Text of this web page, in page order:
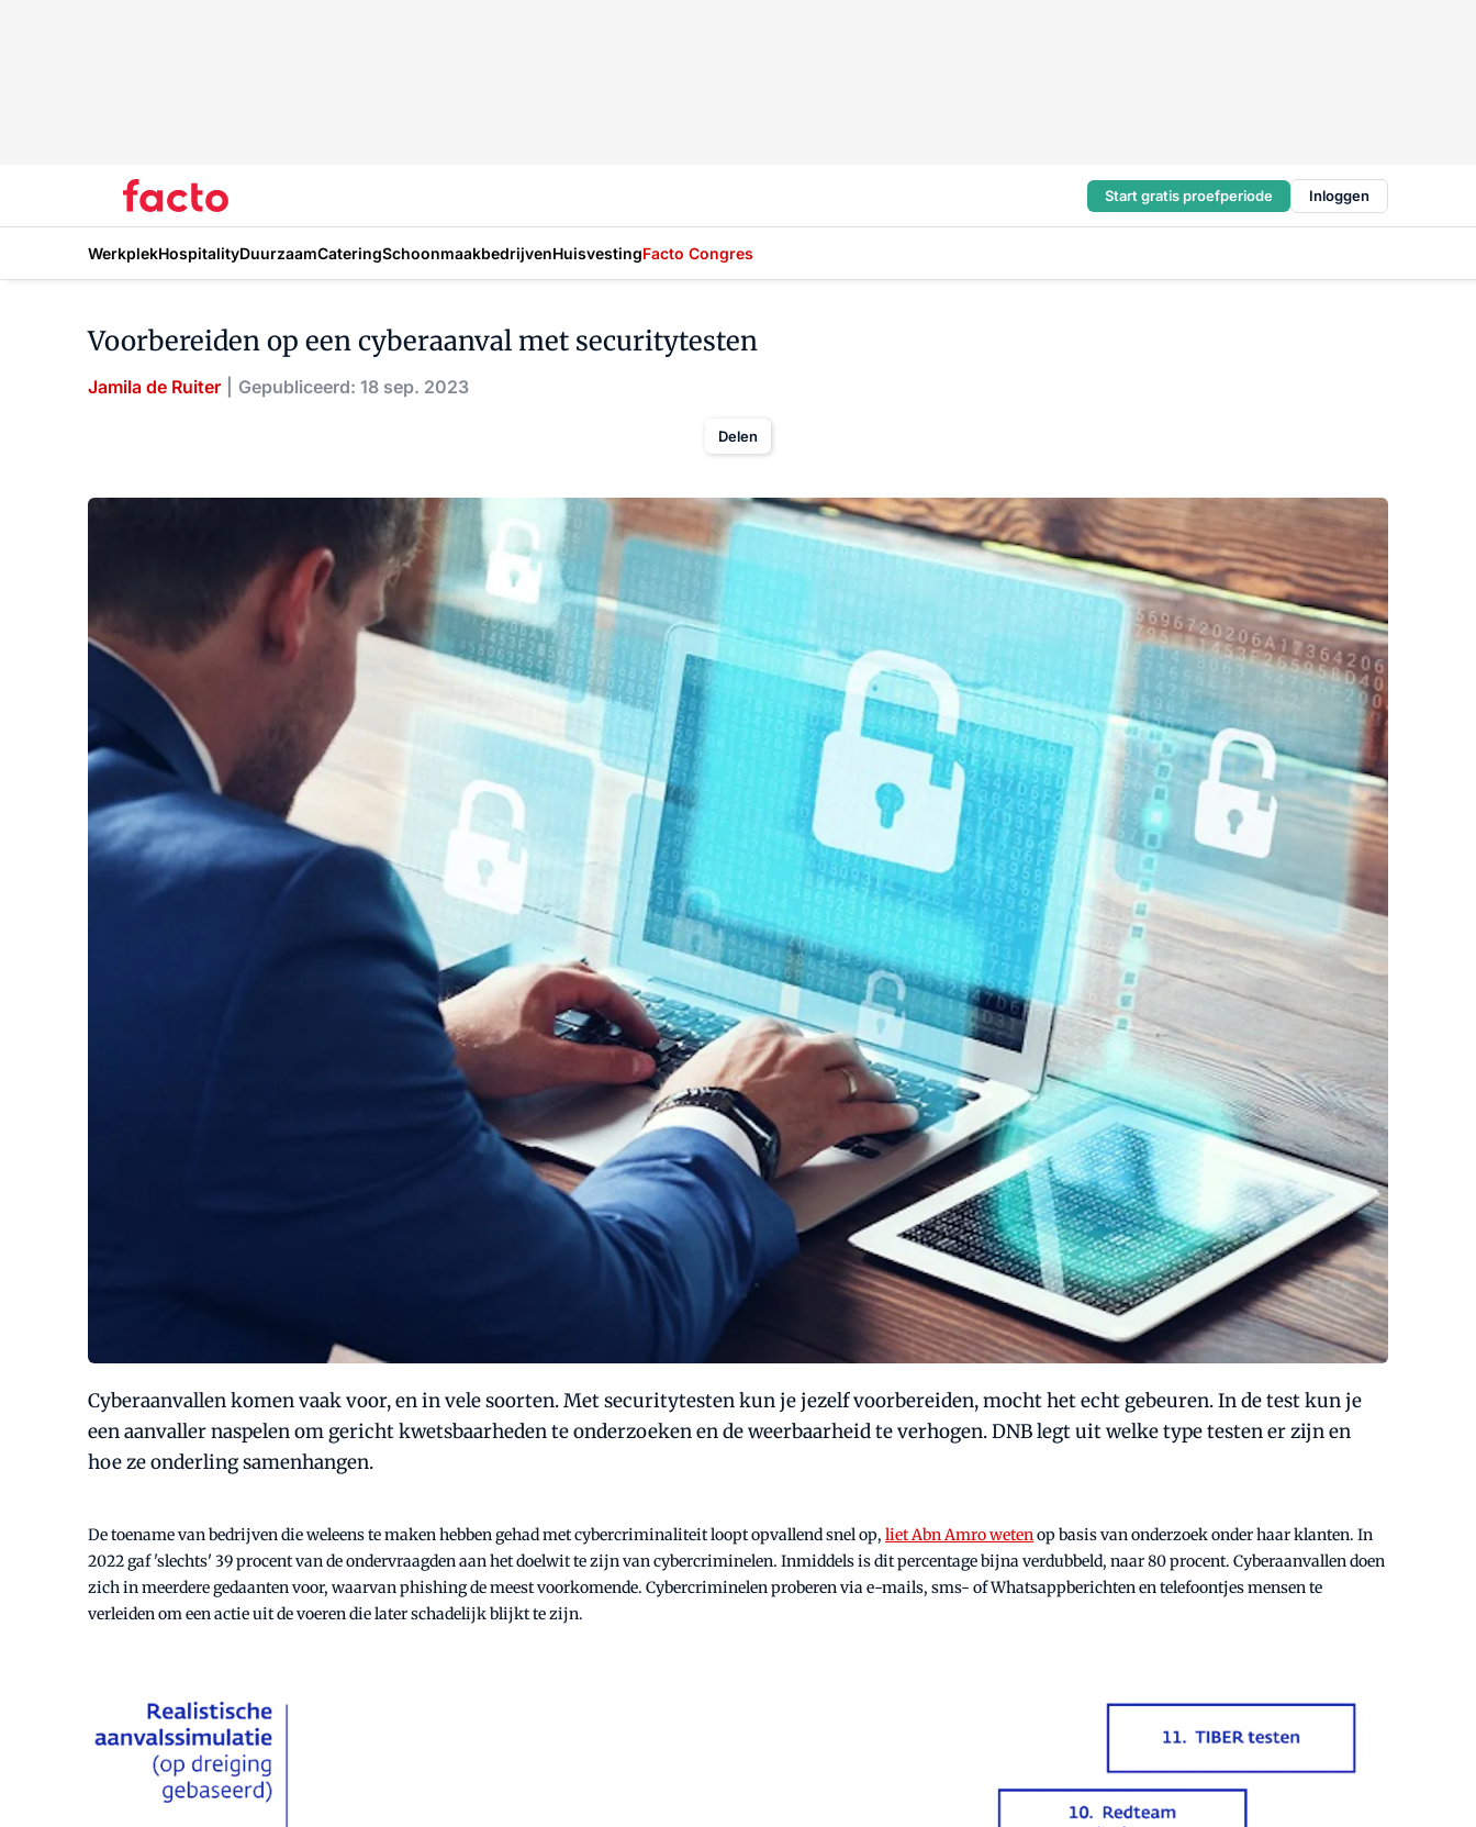
Start gratis proefperiode Inloggen
WerkplekHospitalityDuurzaamCateringSchoonmaakbedrijvenHuisvestingFacto Congres
Voorbereiden op een cyberaanval met securitytesten
Jamila de Ruiter Gepubliceerd: 18 sep. 2023
Delen
Cyberaanvallen komen vaak voor, en in vele soorten. Met securitytesten kun je jezelf voorbereiden, mocht het echt gebeuren. In de test kun je
een aanvaller naspelen om gericht kwetsbaarheden te onderzoeken en de weerbaarheid te verhogen. DNB legt uit welke type testen er zijn en
hoe ze onderling samenhangen.
De toename van bedrijven die weleens te maken hebben gehad met cybercriminaliteit loopt opvallend snel op, liet Abn Amro wetenop basis van onderzoek onder haar klanten. In
2022 gaf 'slechts' 39 procent van de ondervraagden aan het doelwit te zijn van cybercriminelen. Inmiddels is dit percentage bijna verdubbeld, naar 80 procent. Cyberaanvallen doen
zich in meerdere gedaanten voor, waarvan phishing de meest voorkomende. Cybercriminelen proberen via e-mails, sms- of Whatsappberichten en telefoontjes mensen te
verleiden om een actie uit de voeren die later schadelijk blijkt te zijn.